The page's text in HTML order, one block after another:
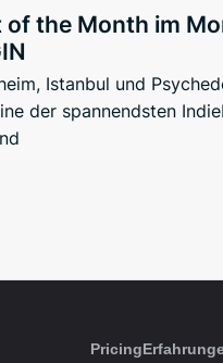
of the Month im
Istanbul und
der spannendsten
Pricing